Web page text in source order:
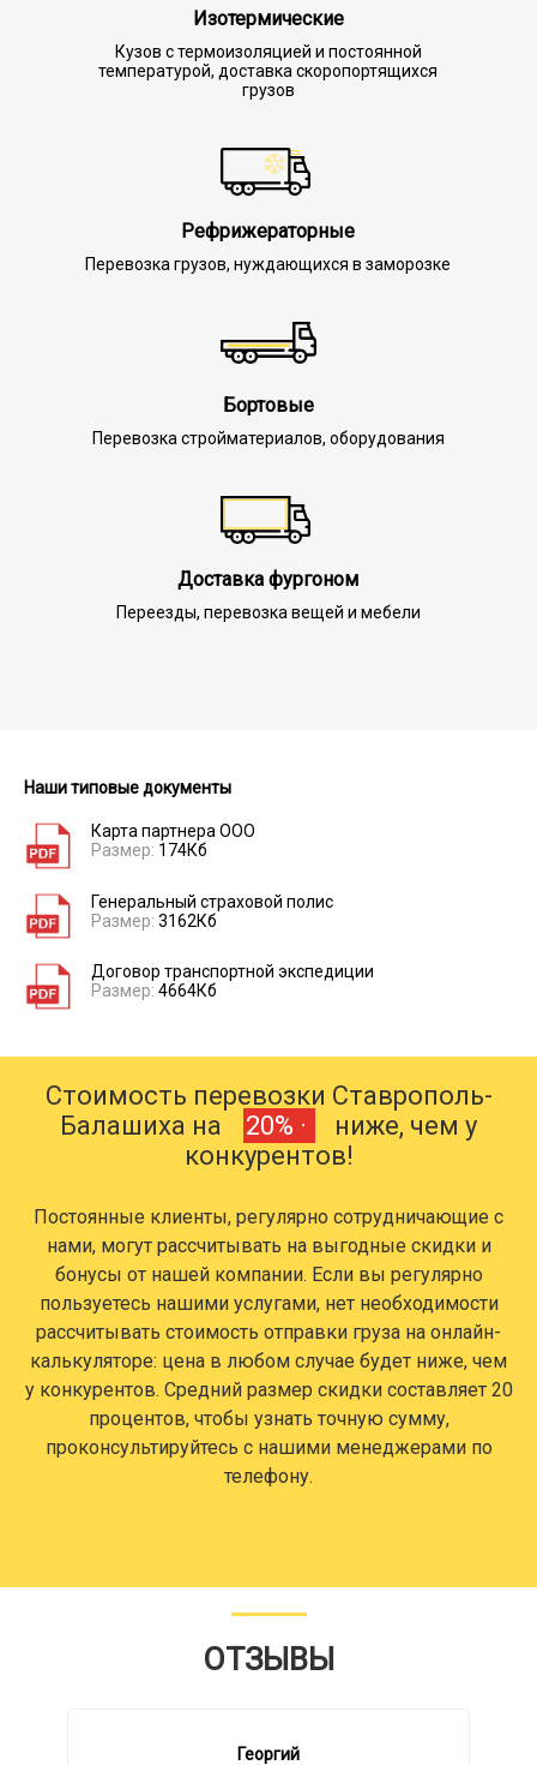
Изотермические
Кузов с термоизоляцией и постоянной
температурой, доставка скоропортящихся
грузов
Рефрижераторные
Перевозка грузов, нуждающихся в заморозке
Бортовые
Перевозка стройматериалов, оборудования
Доставка фургоном
Переезды, перевозка вещей и мебели
Наши типовые документы
Карта партнера ООО
Размер: 174Кб
Генеральный страховой полис
Размер: 3162Кб
Договор транспортной экспедиции
Размер: 4664Кб
Стоимость перевозки Ставрополь-
Балашиха на
20% ·
ниже, чем у
конкурентов!
Постоянные клиенты, регулярно сотрудничающие с
нами, могут рассчитывать на выгодные скидки и
бонусы от нашей компании. Если вы регулярно
пользуетесь нашими услугами, нет необходимости
рассчитывать стоимость отправки груза на онлайн-
калькуляторе: цена в любом случае будет ниже, чем
у конкурентов. Средний размер скидки составляет 20
процентов, чтобы узнать точную сумму,
проконсультируйтесь с нашими менеджерами по
телефону.
ОТЗЫВЫ
Георгий